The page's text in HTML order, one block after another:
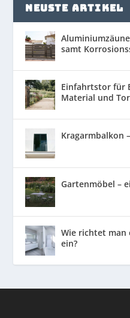
NEUSTE ARTIKEL
samt
Einfahrtstor für
Material und
Kragarmbalkon
Gartenmöbel –
Wie richtet man
ein?